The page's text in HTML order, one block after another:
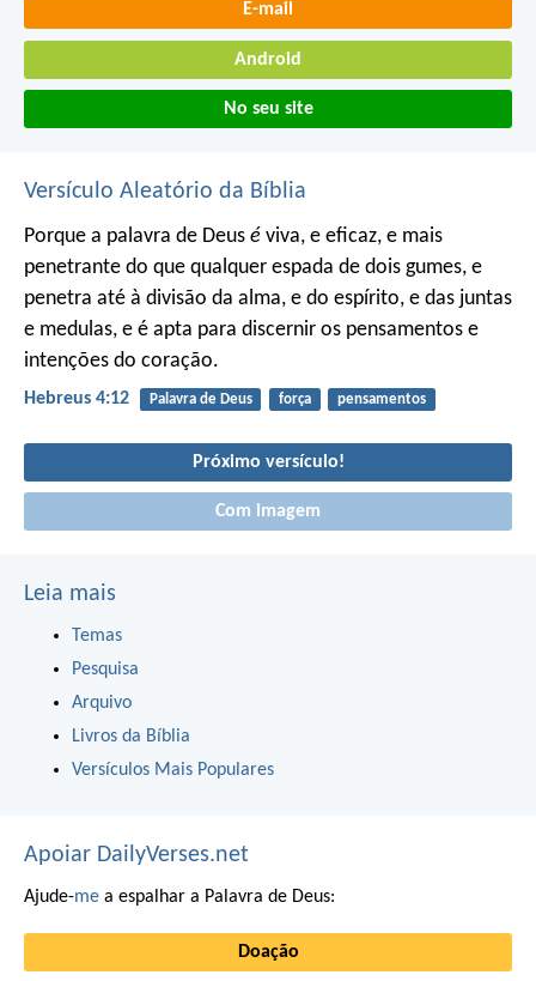
E-mail
Android
No seu site
Versículo Aleatório da Bíblia
Porque a palavra de Deus é viva, e eficaz, e mais
penetrante do que qualquer espada de dois gumes, e
penetra até à divisão da alma, e do espírito, e das juntas
e medulas, e é apta para discernir os pensamentos e
intenções do coração.
Hebreus 4:12 Palavra de Deus força pensamentos
Próximo versículo!
Com imagem
Leia mais
Temas
Pesquisa
Arquivo
Livros da Bíblia
Versículos Mais Populares
Apoiar DailyVerses.net
Ajude-me a espalhar a Palavra de Deus:
Doação